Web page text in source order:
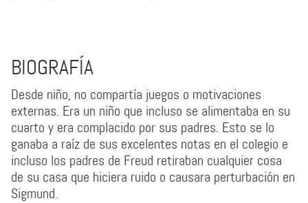
BIOGRAFÍA
Desde niño, no compartía juegos o motivaciones
externas. Era un niño que incluso se alimentaba en su
cuarto y era complacido por sus padres. Esto se lo
ganaba a raíz de sus excelentes notas en el colegio e
incluso los padres de Freud retiraban cualquier cosa
de su casa que hiciera ruido o causara perturbación en
Sigmund.